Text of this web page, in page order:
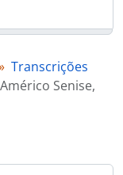
Transcrições
Senise,